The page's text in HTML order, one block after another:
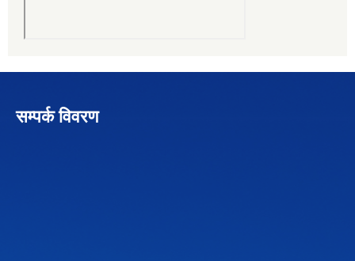
सम्पर्क विवरण